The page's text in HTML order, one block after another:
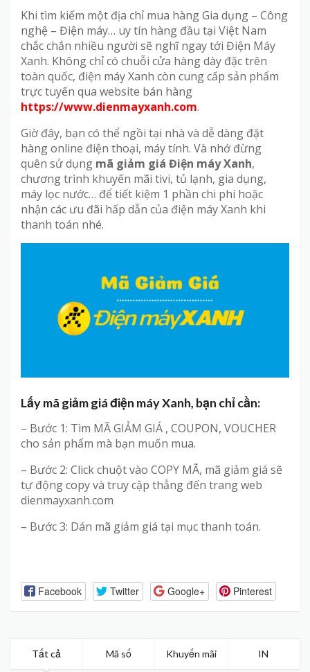
Khi tìm kiếm một địa chỉ mua hàng Gia dụng – Công
nghệ – Điện máy… uy tín hàng đầu tại Việt Nam
chắc chắn nhiều người sẽ nghĩ ngay tới Điện Máy
Xanh. Không chỉ có chuỗi cửa hàng dày đặc trên
toàn quốc, điện máy Xanh còn cung cấp sản phẩm
trực tuyến qua website bán hàng
https://www.dienmayxanh.com.
Giờ đây, bạn có thể ngồi tại nhà và dễ dàng đặt
hàng online điện thoại, máy tính. Và nhớ đừng
quên sử dụng mã giảm giá Điện máy Xanh,
chương trình khuyến mãi tivi, tủ lạnh, gia dụng,
máy lọc nước… để tiết kiệm 1 phần chi phí hoặc
nhận các ưu đãi hấp dẫn của điện máy Xanh khi
thanh toán nhé.
Lấy mã giảm giá điện máy Xanh, bạn chỉ cần:
– Bước 1: Tìm MÃ GIẢM GIÁ , COUPON, VOUCHER
cho sản phẩm mà bạn muốn mua.
– Bước 2: Click chuột vào COPY MÃ, mã giảm giá sẽ
tự động copy và truy cập thẳng đến trang web
dienmayxanh.com
– Bước 3: Dán mã giảm giá tại mục thanh toán.
Facebook Twitter Google+ Pinterest
Tất cả Mã số Khuyến mãi IN